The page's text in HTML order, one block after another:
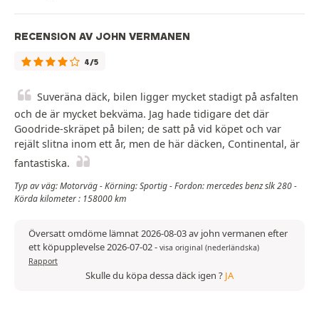
RECENSION AV JOHN VERMANEN
4/5
Suveräna däck, bilen ligger mycket stadigt på asfalten
och de är mycket bekväma. Jag hade tidigare det där
Goodride-skräpet på bilen; de satt på vid köpet och var
rejält slitna inom ett år, men de här däcken, Continental, är
fantastiska.
Typ av väg: Motorväg - Körning: Sportig - Fordon: mercedes benz slk 280 -
Körda kilometer : 158000 km
Översatt omdöme lämnat 2026-08-03 av john vermanen efter
ett köpupplevelse 2026-07-02- visa original (nederländska)
Rapport
Skulle du köpa dessa däck igen ? JA